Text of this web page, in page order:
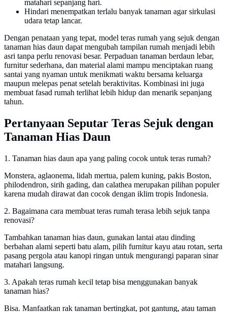
matahari sepanjang hari.
Hindari menempatkan terlalu banyak tanaman agar sirkulasi
udara tetap lancar.
Dengan penataan yang tepat, model teras rumah yang sejuk dengan
tanaman hias daun dapat mengubah tampilan rumah menjadi lebih
asri tanpa perlu renovasi besar. Perpaduan tanaman berdaun lebar,
furnitur sederhana, dan material alami mampu menciptakan ruang
santai yang nyaman untuk menikmati waktu bersama keluarga
maupun melepas penat setelah beraktivitas. Kombinasi ini juga
membuat fasad rumah terlihat lebih hidup dan menarik sepanjang
tahun.
Pertanyaan Seputar Teras Sejuk dengan
Tanaman Hias Daun
1. Tanaman hias daun apa yang paling cocok untuk teras rumah?
Monstera, aglaonema, lidah mertua, palem kuning, pakis Boston,
philodendron, sirih gading, dan calathea merupakan pilihan populer
karena mudah dirawat dan cocok dengan iklim tropis Indonesia.
2. Bagaimana cara membuat teras rumah terasa lebih sejuk tanpa
renovasi?
Tambahkan tanaman hias daun, gunakan lantai atau dinding
berbahan alami seperti batu alam, pilih furnitur kayu atau rotan, serta
pasang pergola atau kanopi ringan untuk mengurangi paparan sinar
matahari langsung.
3. Apakah teras rumah kecil tetap bisa menggunakan banyak
tanaman hias?
Bisa. Manfaatkan rak tanaman bertingkat, pot gantung, atau taman